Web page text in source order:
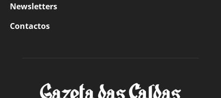
Newsletters
Contactos